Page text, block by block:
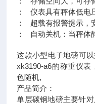
： 仪表具有秤体低电
： 超载有报警提示，
： 自动关机：当秤体
这款小型电子地磅可
xk3190-a6的称重仪
色随机,
产品简介：
单层碳钢地磅主要针